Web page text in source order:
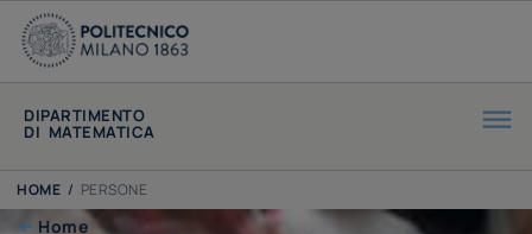
DIPARTIMENTO
DI MATEMATICA
HOME / PERSONE
Home